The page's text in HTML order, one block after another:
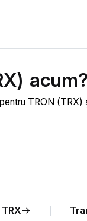
TRON (TRX)